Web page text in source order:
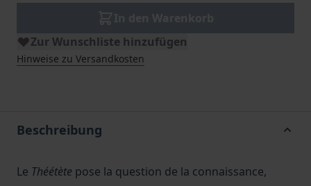
Zur Wunschliste hinzufügen
Hinweise zu Versandkosten
Beschreibung
Le Théétète pose la question de la connaissance,